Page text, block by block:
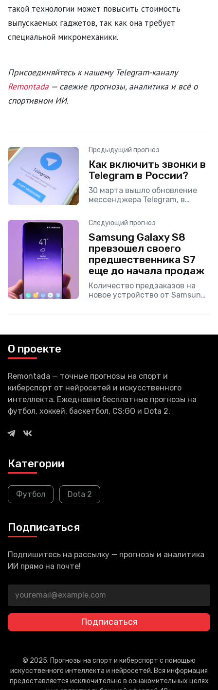
такой технологии может повысить стоимость
выпускаемых гаджетов, так как она требует
специальной микромеханики.
Присоединяйтесь к нашему Telegram-каналу
Remontada — свежие прогнозы, аналитика и всё о
спортивном ИИ.
Предыдущий прогноз
Как включить звонки в
Telegram в России?
30 марта вышло обновление
мессенджера Telegram, в
телефонные звонки. Однако
данная функция пока доступна
только для жителей Западной
Европы. Но решение данной
проблемы
Следующий прогноз
Samsung Galaxy S8
превзошел своего
предшественника S7
еще до начала продаж
Количество предзаказов на
новое устройство от Samsung
было у предшественника S7.
О проекте
Remontada — точные прогнозы на спорт и
киберспорт от нейросетей и искусственного
интеллекта. Ежедневно бесплатные прогнозы на
футбол, хоккей, баскетбол, CS:GO и Dota 2.
Категории
Футбол Dota 2
Подписаться
Подпишитесь на рассылку — прогнозы и аналитика
ИИ прямо на почте!
Подписаться
© 2025. Прогнозы на спорт и киберспорт с помощью
искусственного интеллекта и нейросетей. Вся информация
предоставляется исключительно в ознакомительных целях